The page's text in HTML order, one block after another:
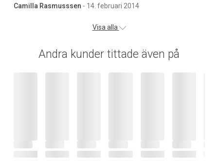
Camilla Rasmusssen - 14. februari 2014
Visa alla
Andra kunder tittade även på